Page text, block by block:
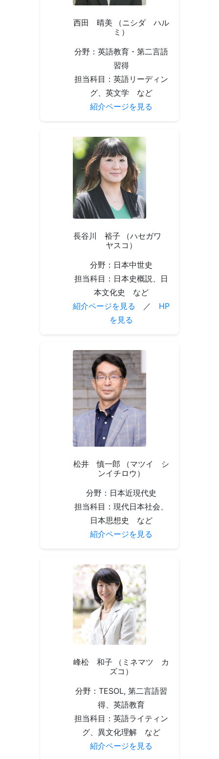
西田 晴美 （ニシダ ハル
ミ）
分野：英語教育・第二言語
習得
担当科目：英語リーディン
グ、英文学 など
紹介ページを見る
長谷川 裕子 （ハセガワ
ヤスコ）
分野：日本中世史
担当科目：日本史概説、日
本文化史 など
紹介ページを見る ／ HP
を見る
松井 慎一郎 （マツイ シ
ンイチロウ）
分野：日本近現代史
担当科目：現代日本社会、
日本思想史 など
紹介ページを見る
峰松 和子 （ミネマツ カ
ズコ）
分野：TESOL, 第二言語習
得、英語教育
担当科目：英語ライティン
グ、異文化理解 など
紹介ページを見る